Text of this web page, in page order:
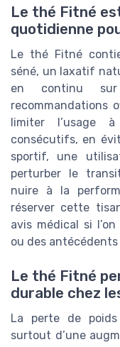
Le thé Fitné
quotidienne
Le thé Fitné
séné, un laxatif
en continu
recommandations
limiter l’usage
consécutifs, en
sportif, une
perturber le
nuire à la
réserver cette
avis médical si
ou des
Le thé Fitné
durable chez
La perte de
surtout d’une